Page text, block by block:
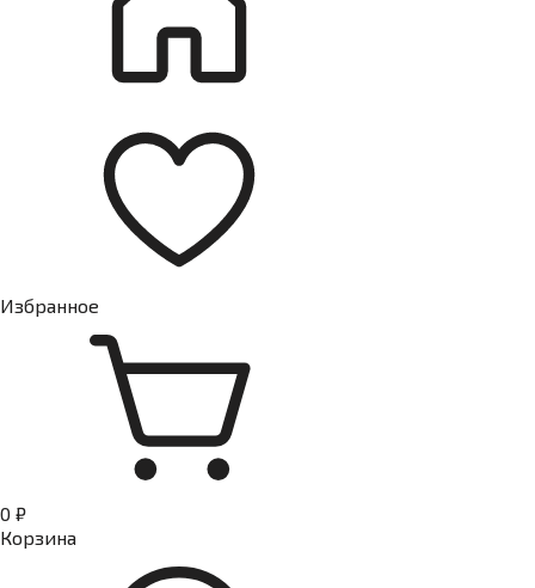
Избранное
0 ₽
Корзина